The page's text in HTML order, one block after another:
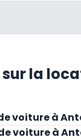
la
voiture à
voiture à